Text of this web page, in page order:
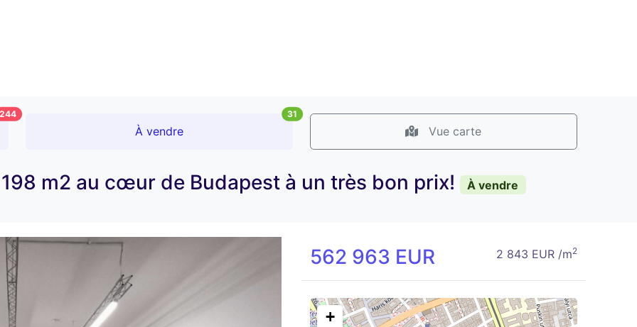
244
À vendre
31
Vue carte
m2 au cœur de Budapest à un très bon prix!
À vendre
562 963 EUR 2 843 EUR /m2
+